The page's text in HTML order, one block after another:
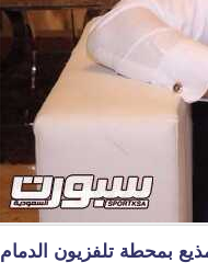
بمحطة تلفزيون الدمام